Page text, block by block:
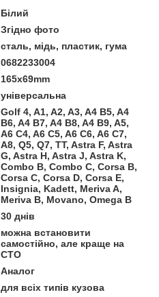
Білий
Згідно фото
сталь, мідь, пластик, гума
0682233004
165х69mm
універсальна
Golf 4, A1, A2, A3, A4 B5, A4
B6, A4 B7, A4 B8, A4 B9, A5,
A6 C4, A6 C5, A6 C6, A6 C7,
A8, Q5, Q7, TT, Astra F, Astra
G, Astra H, Astra J, Astra K,
Combo B, Combo C, Corsa B,
Corsa C, Corsa D, Corsa E,
Insignia, Kadett, Meriva A,
Meriva B, Movano, Omega B
30 днів
можна встановити
самостійно, але краще на
СТО
Аналог
для всіх типів кузова